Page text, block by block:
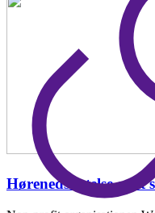
Hørenedsættelse er